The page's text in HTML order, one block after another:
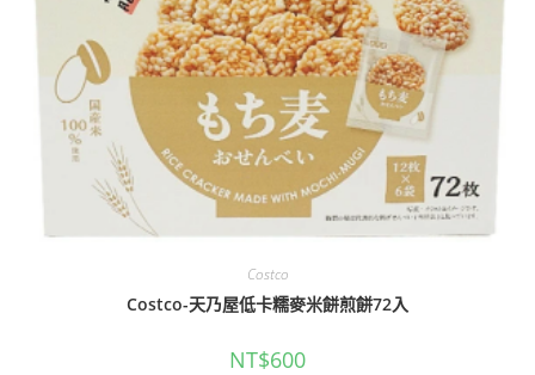
Costco
Costco-天乃屋低卡糯麥米餅煎餅72入
NT$600